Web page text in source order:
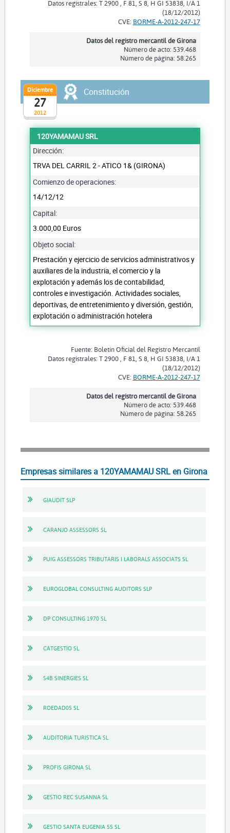
Datos registrales: T 2900 , F 81, S 8, H GI 53838, I/A 1
(18/12/2012)
CVE: BORME-A-2012-247-17
Datos del registro mercantil de Girona
Número de acto: 539.468
Número de página: 58.265
2012
Diciembre
27
Constitución
120YAMAMAU SRL
Dirección:
TRVA DEL CARRIL 2 - ATICO 1& (GIRONA)
Comienzo de operaciones:
14/12/12
Capital:
3.000,00 Euros
Objeto social:
Prestación y ejercicio de servicios administrativos y
auxiliares de la industria, el comercio y la
explotación y además los de contabilidad,
controles e investigación. Actividades sociales,
deportivas, de entretenimiento y diversión, gestión,
explotación o administración hotelera
Fuente: Boletín Oficial del Registro Mercantil
Datos registrales: T 2900 , F 81, S 8, H GI 53838, I/A 1
(18/12/2012)
CVE: BORME-A-2012-247-17
Datos del registro mercantil de Girona
Número de acto: 539.468
Número de página: 58.265
Empresas similares a 120YAMAMAU SRL en Girona
GIAUDIT SLP
CARANJO ASSESSORS SL
PUIG ASSESSORS TRIBUTARIS I LABORALS ASSOCIATS SL
EUROGLOBAL CONSULTING AUDITORS SLP
DP CONSULTING 1970 SL
CATGESTIO SL
S4B SINERGIES SL
ROEDAD05 SL
AUDITORIA TURISTICA SL
PROFIS GIRONA SL
GESTIO REC SUSANNA SL
GESTIO SANTA EUGENIA 55 SL